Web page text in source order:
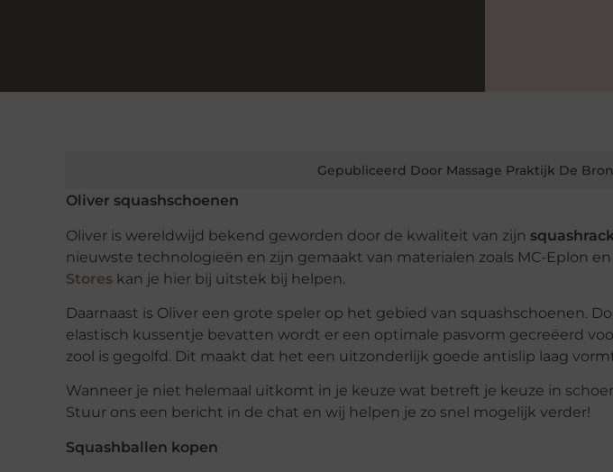
Gepubliceerd Door Massage Praktijk De Bron
Oliver squashschoenen
Oliver is wereldwijd bekend geworden door de kwaliteit van zijn
nieuwste technologieën en zijn gemaakt van materialen zoals MC-Eplon
Stores kan je hier bij uitstek bij helpen.
Daarnaast is Oliver een grote speler op het gebied van squashschoenen.
elastisch kussentje bevatten wordt er een optimale pasvorm gecreëerd
zool is gegolfd. Dit maakt dat het een uitzonderlijk goede antislip laag
Wanneer je niet helemaal uitkomt in je keuze wat betreft je keuze in
Stuur ons een bericht in de chat en wij helpen je zo snel mogelijk verder!
Squashballen kopen